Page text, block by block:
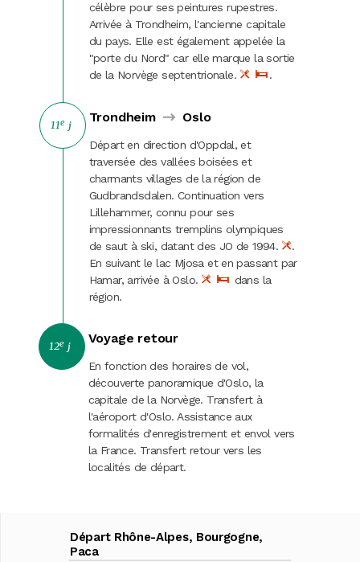
célèbre pour ses peintures rupestres.
Arrivée à Trondheim, l'ancienne capitale
du pays. Elle est également appelée la
"porte du Nord" car elle marque la sortie
de la Norvège septentrionale.
.
11e j
Trondheim Oslo
Départ en direction d'Oppdal, et
traversée des vallées boisées et
charmants villages de la région de
Gudbrandsdalen. Continuation vers
Lillehammer, connu pour ses
impressionnants tremplins olympiques
de saut à ski, datant des JO de 1994.
.
En suivant le lac Mjosa et en passant par
Hamar, arrivée à Oslo.
dans la
région.
12e j
Voyage retour
En fonction des horaires de vol,
découverte panoramique d'Oslo, la
capitale de la Norvège. Transfert à
l'aéroport d'Oslo. Assistance aux
formalités d'enregistrement et envol vers
la France. Transfert retour vers les
localités de départ.
Départ Rhône-Alpes, Bourgogne,
Paca